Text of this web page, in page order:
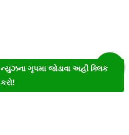
ન્યુઝના ગૃપમા જોડાવા અહીં ક્લિક
કરો!